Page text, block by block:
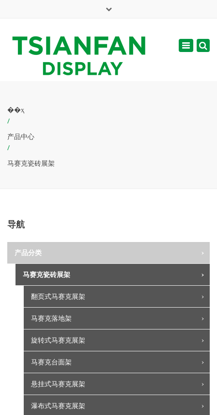
周一 - 周六: 7:00 - 17:00
Toggle
��ҳ
/
产品中心
/
马赛克瓷砖展架
导航
产品分类
马赛克瓷砖展架
翻页式马赛克展架
马赛克落地架
旋转式马赛克展架
马赛克台面架
悬挂式马赛克展架
瀑布式马赛克展架